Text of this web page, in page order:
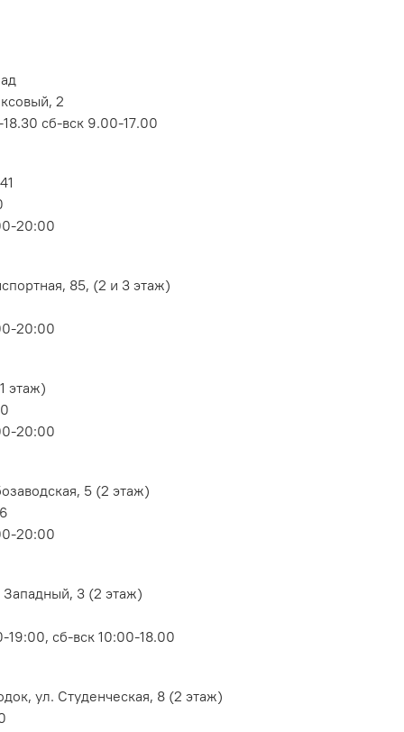
2
сб-вск 9.00-17.00
20:00
85, (2 и 3 этаж)
20:00
этаж)
20:00
5 (2 этаж)
20:00
3 (2 этаж)
сб-вск 10:00-18.00
ул. Студенческая, 8 (2 этаж)